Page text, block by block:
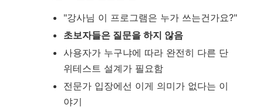
"강사님 이 프로그램은 누가 쓰는건가요?"
초보자들은 질문을 하지 않음
사용자가 누구냐에 따라 완전히 다른 단
위테스트 설계가 필요함
전문가 입장에선 이게 의미가 없다는 이
야기